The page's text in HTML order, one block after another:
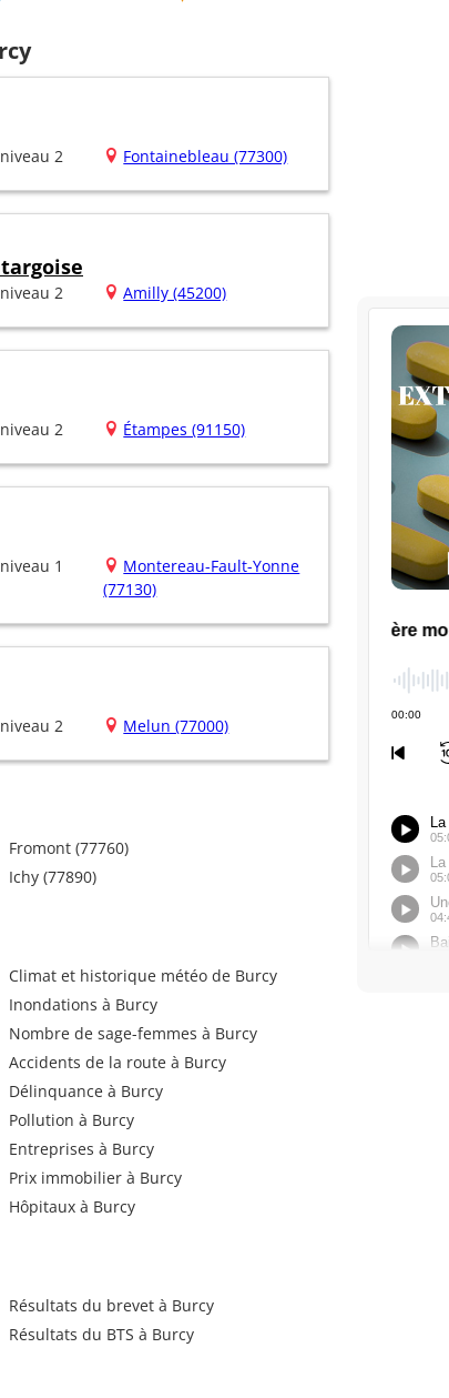
2 Fontainebleau (77300)
2 Amilly (45200)
2 Étampes (91150)
1
Montereau-Fault-Yonne
(77130)
2 Melun (77000)
Fromont (77760)
Ichy (77890)
Climat et historique météo de Burcy
Inondations à Burcy
Nombre de sage-femmes à Burcy
Accidents de la route à Burcy
Délinquance à Burcy
Pollution à Burcy
Entreprises à Burcy
Prix immobilier à Burcy
Hôpitaux à Burcy
Résultats du brevet à Burcy
Résultats du BTS à Burcy